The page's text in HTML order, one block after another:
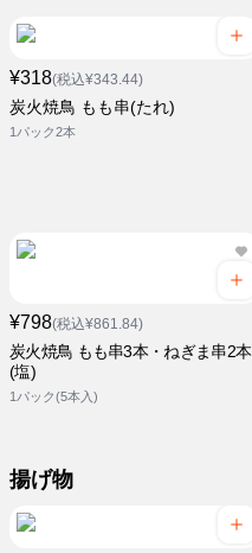
¥318(税込¥343.44)
炭火焼鳥 もも串(たれ)
1パック2本
¥798(税込¥861.84)
炭火焼鳥 もも串3本・ねぎま串2本
(塩)
1パック(5本入)
揚げ物